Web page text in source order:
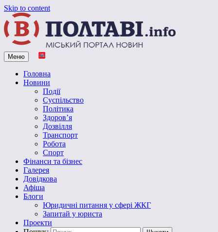
Skip to content
Vpoltave.info
Полтавський портал новин
Меню
Головна
Новини
Події
Суспільство
Політика
Здоров’я
Дозвілля
Транспорт
Робота
Спорт
Фінанси та бізнес
Галерея
Довідкова
Афіша
Блоги
Юридичні питання у сфері ЖКГ
Запитай у юриста
Проекти